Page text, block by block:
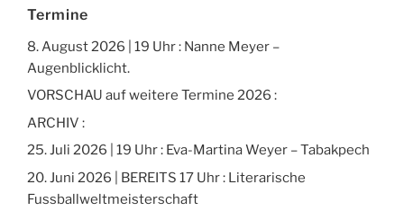
Termine
8. August 2026 | 19 Uhr : Nanne Meyer –
Augenblicklicht.
VORSCHAU auf weitere Termine 2026 :
ARCHIV :
25. Juli 2026 | 19 Uhr : Eva-Martina Weyer – Tabakpech
20. Juni 2026 | BEREITS 17 Uhr : Literarische
Fussballweltmeisterschaft